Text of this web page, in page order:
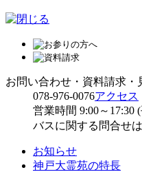
お問い合わせ・資料請求・
078-976-0076アクセス
営業時間 9:00～17:30
バスに関する問合せ
お知らせ
神戸大霊苑の特長